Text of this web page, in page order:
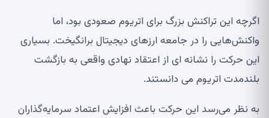
اگرچه این تراکنش بزرگ برای اتریوم صعودی بود، اما
واکنش‌هایی را در جامعه ارزهای دیجیتال برانگیخت. بسیاری
این حرکت را نشانه ای از اعتقاد نهادی واقعی به بازگشت
بلندمدت اتریوم می دانستند.
به نظر می‌رسد این حرکت باعث افزایش اعتماد سرمایه‌گذاران